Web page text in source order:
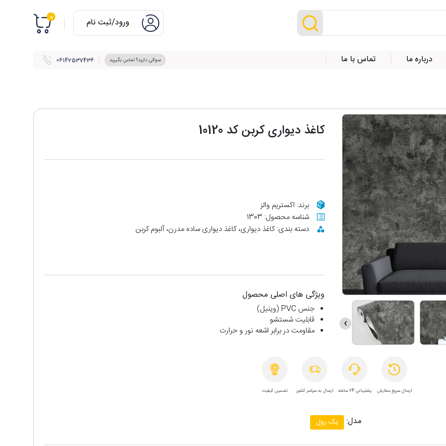
0 ورود/ثبت نام
درباره ما تماس با ما 06142537436 سوالی دارید؟ تماس بگیرید
›
کاغذ دیواری کربن کد 10120
برند: اکستریم والز
شناسه محصول: 1303
دسته بندی: کاغذ دیواری، کاغذ دیواری ساده مدرن، آلبوم کربن
ویژگی های اصلی محصول
جنس PVC (وینیل)
قابلیت شستشو
مقاومت در برابر اشعه نور و حرارت
ارسال سریع سفارش پشتیبانی 24 ساعته ارسال به سراسر کشور تضمین کیفیت
مدل: یک رول